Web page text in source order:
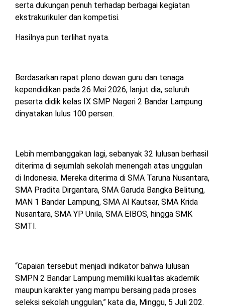
serta dukungan penuh terhadap berbagai kegiatan
ekstrakurikuler dan kompetisi.
Hasilnya pun terlihat nyata.
Berdasarkan rapat pleno dewan guru dan tenaga
kependidikan pada 26 Mei 2026, lanjut dia, seluruh
peserta didik kelas IX SMP Negeri 2 Bandar Lampung
dinyatakan lulus 100 persen.
Lebih membanggakan lagi, sebanyak 32 lulusan berhasil
diterima di sejumlah sekolah menengah atas unggulan
di Indonesia. Mereka diterima di SMA Taruna Nusantara,
SMA Pradita Dirgantara, SMA Garuda Bangka Belitung,
MAN 1 Bandar Lampung, SMA Al Kautsar, SMA Krida
Nusantara, SMA YP Unila, SMA EIBOS, hingga SMK
SMTI.
“Capaian tersebut menjadi indikator bahwa lulusan
SMPN 2 Bandar Lampung memiliki kualitas akademik
maupun karakter yang mampu bersaing pada proses
seleksi sekolah unggulan,” kata dia, Minggu, 5 Juli 202.